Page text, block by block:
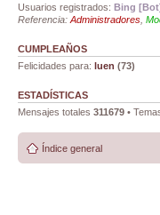
Usuarios registrados: Bing
Referencia: Administradores
CUMPLEAÑOS
Felicidades para: luen (73)
ESTADÍSTICAS
Mensajes totales 311679 •
Índice general